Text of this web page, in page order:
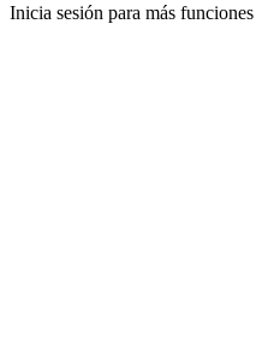
Inicia sesión para más funciones